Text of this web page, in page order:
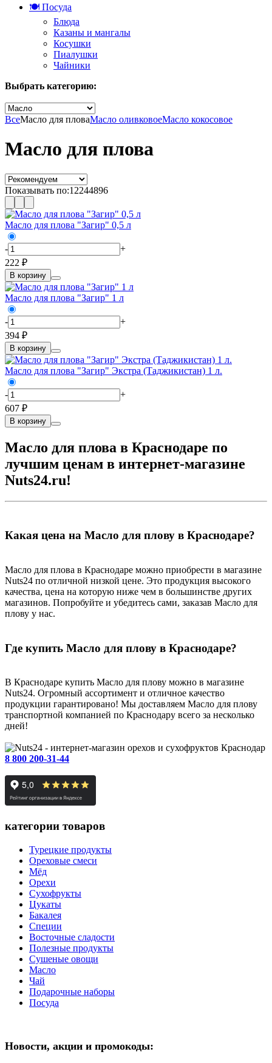
🍽️ Посуда
Блюда
Казаны и мангалы
Косушки
Пиалушки
Чайники
Выбрать категорию:
ВсеМасло для пловаМасло оливковоеМасло кокосовое
Масло для плова
Показывать по:12244896
Масло для плова "Загир" 0,5 л
-
+
222 ₽
В корзину
Масло для плова "Загир" 1 л
-
+
394 ₽
В корзину
Масло для плова "Загир" Экстра (Таджикистан) 1 л.
-
+
607 ₽
В корзину
Масло для плова в Краснодаре по
лучшим ценам в интернет-магазине
Nuts24.ru!
Какая цена на Масло для плову в Краснодаре?
Масло для плова в Краснодаре можно приобрести в магазине
Nuts24 по отличной низкой цене. Это продукция высокого
качества, цена на которую ниже чем в большинстве других
магазинов. Попробуйте и убедитесь сами, заказав Масло для
плову у нас.
Где купить Масло для плову в Краснодаре?
В Краснодаре купить Масло для плову можно в магазине
Nuts24. Огромный ассортимент и отличное качество
продукции гарантировано! Мы доставляем Масло для плову
транспортной компанией по Краснодару всего за несколько
дней!
Краснодар
8 800 200-31-44
категории товаров
Турецкие продукты
Ореховые смеси
Мёд
Орехи
Сухофрукты
Цукаты
Бакалея
Специи
Восточные сладости
Полезные продукты
Сушеные овощи
Масло
Чай
Подарочные наборы
Посуда
Новости, акции и промокоды: